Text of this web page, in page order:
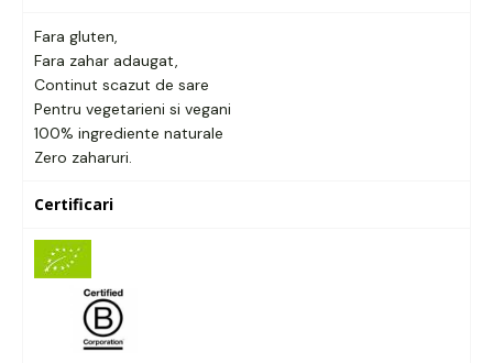
Fara gluten,
Fara zahar adaugat,
Continut scazut de sare
Pentru vegetarieni si vegani
100% ingrediente naturale
Zero zaharuri.
Certificari